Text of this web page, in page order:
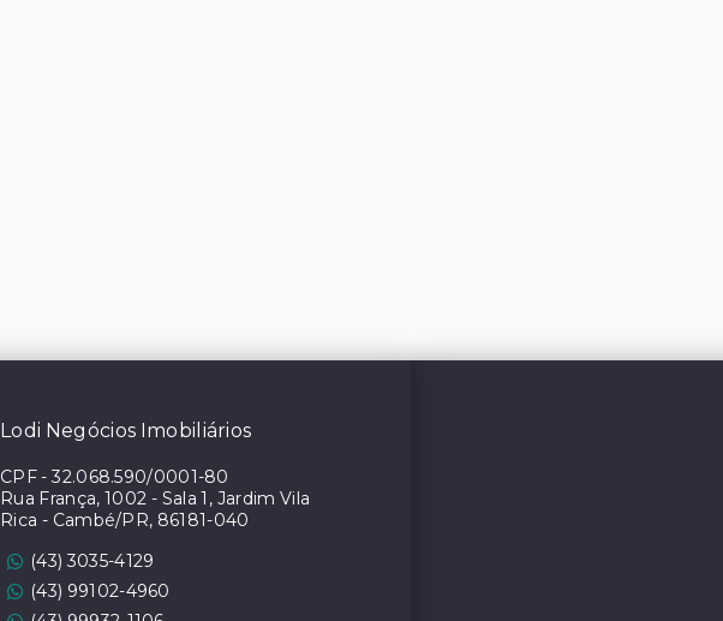
Lodi Negócios Imobiliários
CPF-32.068.590/0001-80
Rua França, 1002 - Sala 1, Jardim Vila
Rica - Cambé/PR, 86181-040
(43) 3035-4129
(43) 99102-4960